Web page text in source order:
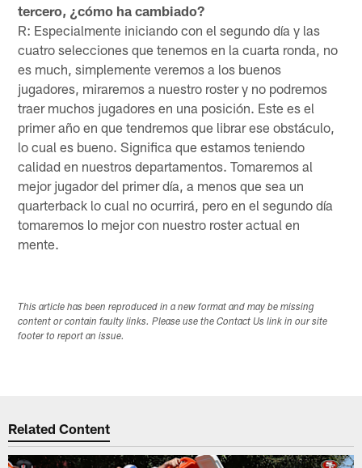
tercero, ¿cómo ha cambiado?
R: Especialmente iniciando con el segundo día y las
cuatro selecciones que tenemos en la cuarta ronda, no
es much, simplemente veremos a los buenos
jugadores, miraremos a nuestro roster y no podremos
traer muchos jugadores en una posición. Este es el
primer año en que tendremos que librar ese obstáculo,
lo cual es bueno. Significa que estamos teniendo
calidad en nuestros departamentos. Tomaremos al
mejor jugador del primer día, a menos que sea un
quarterback lo cual no ocurrirá, pero en el segundo día
tomaremos lo mejor con nuestro roster actual en
mente.
This article has been reproduced in a new format and may be missing
content or contain faulty links. Please use the Contact Us link in our site
footer to report an issue.
Related Content